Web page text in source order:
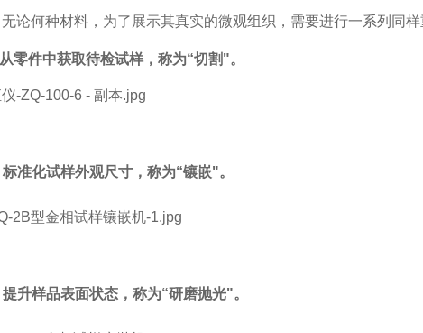
无论何种材料，为了展示其真实的微观组织，需要进行一系列同
从零件中获取待检试样，称为“切割"。
标准化试样外观尺寸，称为“镶嵌"。
提升样品表面状态，称为“研磨抛光"。